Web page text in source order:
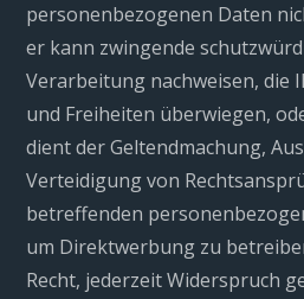
personenbezogenen Daten
er kann zwingende
Verarbeitung nachweisen, die
und Freiheiten überwiegen,
dient der Geltendmachung,
Verteidigung von
betreffenden
um Direktwerbung zu
Recht, jederzeit Widerspruch